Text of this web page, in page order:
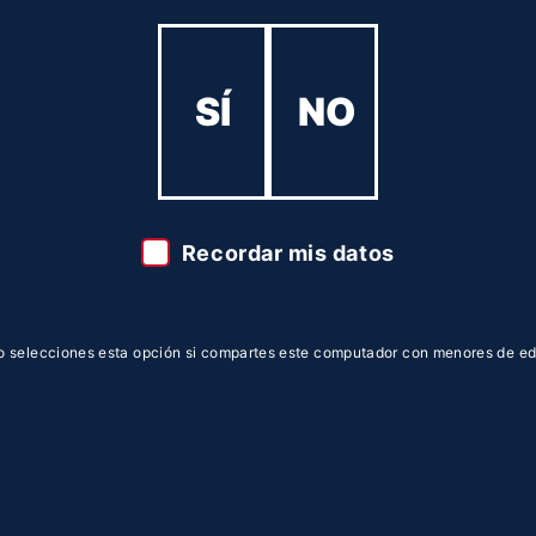
SÍ NO
Recordar mis datos
selecciones esta opción si compartes este computador con menores de